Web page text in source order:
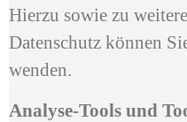
Hierzu sowie zu
Datenschutz können
wenden.
Analyse-Tools und